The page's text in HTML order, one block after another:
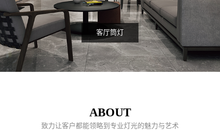
客厅筒灯
ABOUT
致力让客户都能领略到专业灯光的魅力与艺术